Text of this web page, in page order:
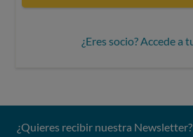
¿Eres socio? Accede a
¿Quieres recibir nuestra Newsletter?